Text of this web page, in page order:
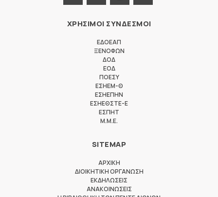
ΧΡΗΣΙΜΟΙ ΣΥΝΔΕΣΜΟΙ
ΕΔΟΕΑΠ
ΞΕΝΟΦΩΝ
ΔΟΔ
ΕΟΔ
ΠΟΕΣΥ
ΕΣΗΕΜ-Θ
ΕΣΗΕΠΗΝ
ΕΣΗΕΘΣΤΕ-Ε
ΕΣΠΗΤ
M.M.E.
SITEMAP
ΑΡΧΙΚΗ
ΔΙΟΙΚΗΤΙΚΗ ΟΡΓΑΝΩΣΗ
ΕΚΔΗΛΩΣΕΙΣ
ΑΝΑΚΟΙΝΩΣΕΙΣ